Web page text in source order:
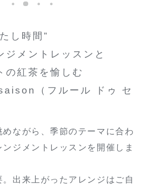
し時間”
ジメントレッスンと
の紅茶を愉しむ
（フルール ドゥ セ
ながら、季節のテーマに合わ
ジメントレッスンを開催しま
出来上がったアレンジはご自